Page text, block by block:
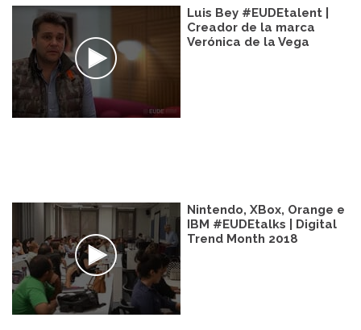
Luis Bey #EUDEtalent |
Creador de la marca
Verónica de la Vega
Nintendo, XBox, Orange e
IBM #EUDEtalks | Digital
Trend Month 2018